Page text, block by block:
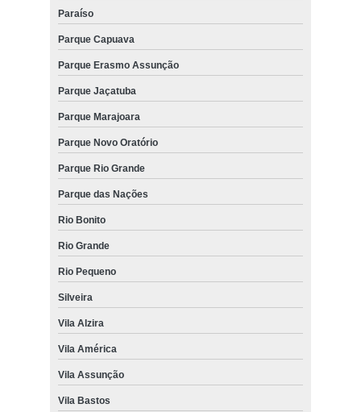
Paraíso
Parque Capuava
Parque Erasmo Assunção
Parque Jaçatuba
Parque Marajoara
Parque Novo Oratório
Parque Rio Grande
Parque das Nações
Rio Bonito
Rio Grande
Rio Pequeno
Silveira
Vila Alzira
Vila América
Vila Assunção
Vila Bastos